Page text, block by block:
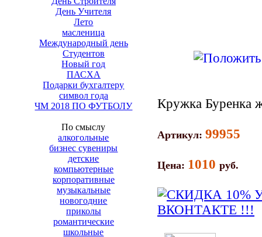
День Учителя
Лето
масленица
Международный день
Студентов
Новый год
ПАСХА
Подарки бухгалтеру
символ года
ЧМ 2018 ПО ФУТБОЛУ
По смыслу
алкогольные
бизнес сувениры
детские
компьютерные
корпоративные
музыкальные
новогодние
приколы
романтические
школьные
Кружка Буренка
Артикул: 99955
Цена: 1010 руб.